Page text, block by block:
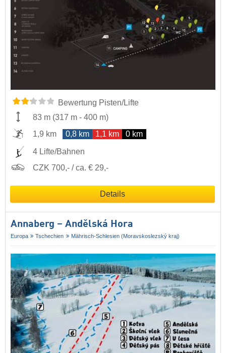
Bewertung Pisten/Lifte
83 m (317 m - 400 m)
1,9 km
0,8 km 1,1 km 0 km
4 Lifte/Bahnen
CZK 700,- / ca. € 29,-
Details
Annaberg – Andělská Hora
Europa Tschechien Mährisch-Schlesien (Moravskoslezský kraj)